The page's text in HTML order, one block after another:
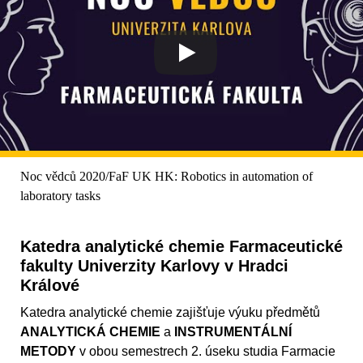
Noc vědců 2020/FaF UK HK: Robotics in automation of
laboratory tasks
Katedra analytické chemie Farmaceutické
fakulty Univerzity Karlovy v Hradci
Králové
Katedra analytické chemie zajišťuje výuku předmětů
ANALYTICKÁ CHEMIE a
INSTRUMENTÁLNÍ
METODY v obou semestrech 2. úseku studia Farmacie